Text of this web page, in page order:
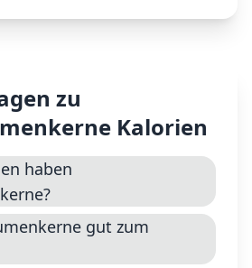
zu
Kalorien
haben
gut zum